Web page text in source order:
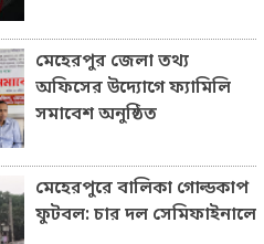
মেহেরপুর জেলা তথ্য
অফিসের উদ্যোগে ফ্যামিলি
সমাবেশ অনুষ্ঠিত
মেহেরপুরে বালিকা গোল্ডকাপ
ফুটবল: চার দল সেমিফাইনালে